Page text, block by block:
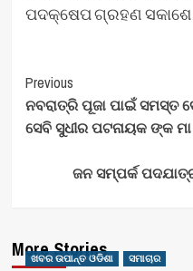
ପଦକ୍ଷେପ ଗ୍ରହଣ ସକାଶେ
Post
Navigation
Previous
ନବରାତ୍ରି ପୂଜା ପାଇଁ ସମସ୍ତ
ସେବି ସୁଧୀର ପଟନାୟକ ଙ୍କ ମା
ଜନ ସମ୍ପର୍କ
More Stories
ଖବର ଉପାନ୍ତ ଓଡିଶା ସମାଚାର